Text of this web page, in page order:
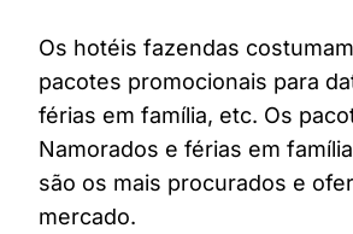
Os hotéis fazendas
pacotes promocionais para
férias em família, etc. Os
Namorados e férias em
são os mais procurados e
mercado.